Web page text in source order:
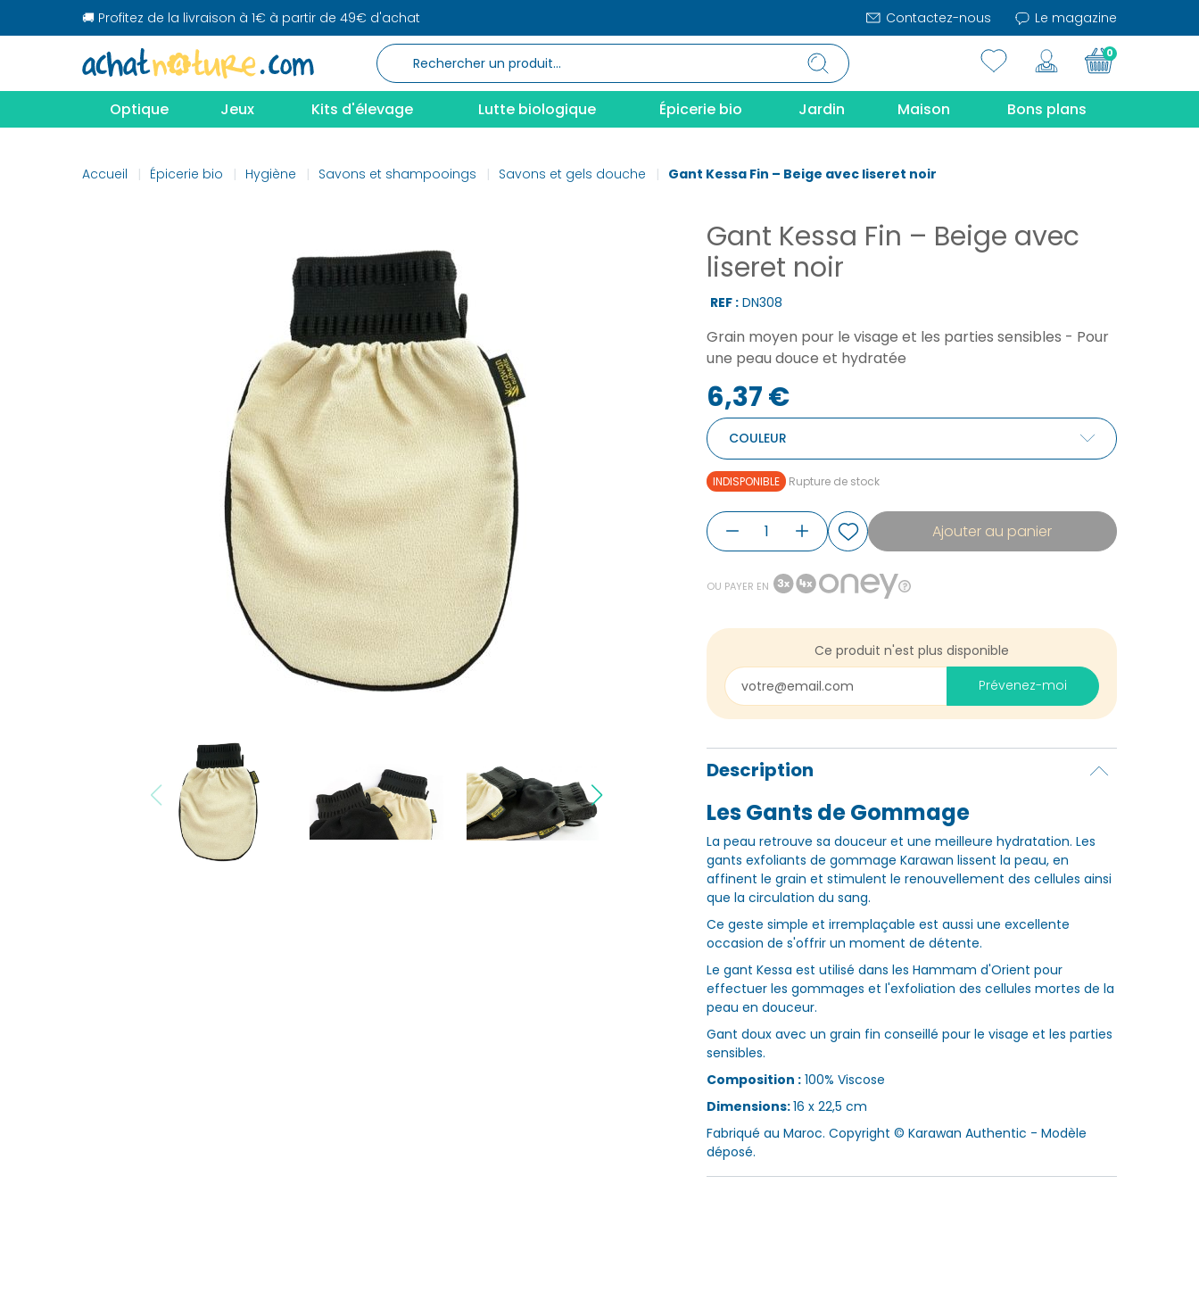
🚚 Profitez de la livraison à 1€ à partir de 49€ d'achat Contactez-nous Le magazine
0
Optique Jeux Kits d'élevage Lutte biologique Épicerie bio Jardin Maison Bons plans
Accueil Épicerie bio Hygiène Savons et shampooings Savons et gels douche Gant Kessa Fin – Beige avec liseret noir
Gant Kessa Fin – Beige avec
liseret noir
REF : DN308
Grain moyen pour le visage et les parties sensibles - Pour
une peau douce et hydratée
6,37 €
COULEUR
INDISPONIBLE Rupture de stock
Ajouter au panier
OU PAYER EN
Ce produit n'est plus disponible
Prévenez-moi
Description
Les Gants de Gommage
La peau retrouve sa douceur et une meilleure hydratation. Les
gants exfoliants de gommage Karawan lissent la peau, en
affinent le grain et stimulent le renouvellement des cellules ainsi
que la circulation du sang.
Ce geste simple et irremplaçable est aussi une excellente
occasion de s'offrir un moment de détente.
Le gant Kessa est utilisé dans les Hammam d'Orient pour
effectuer les gommages et l'exfoliation des cellules mortes de la
peau en douceur.
Gant doux avec un grain fin conseillé pour le visage et les parties
sensibles.
Composition :100% Viscose
Dimensions:16 x 22,5 cm
Fabriqué au Maroc. Copyright © Karawan Authentic - Modèle
déposé.